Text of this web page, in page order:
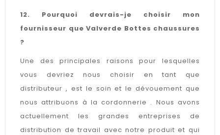
12. Pourquoi devrais-je choisir mon
fournisseur que Valverde Bottes chaussures
?
Une des principales raisons pour lesquelles
vous devriez nous choisir en tant que
distributeur , est le soin et le dévouement que
nous attribuons à la cordonnerie . Nous avons
actuellement les grandes entreprises de
distribution de travail avec notre produit et qui